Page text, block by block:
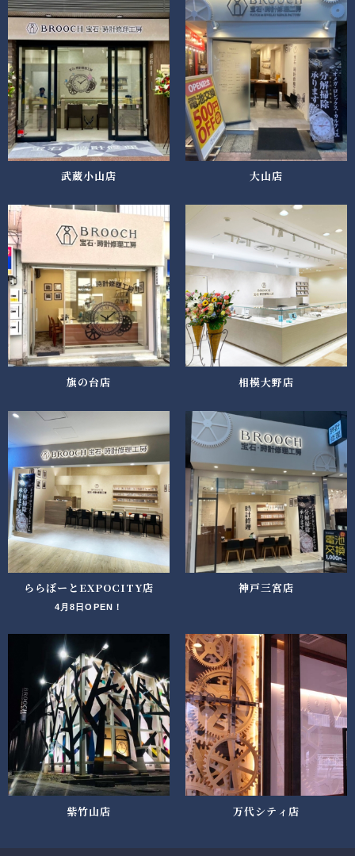
武蔵小山店 大山店
旗の台店 相模大野店
ららぽーとEXPOCITY店
4月8日OPEN！
神戸三宮店
紫竹山店 万代シティ店